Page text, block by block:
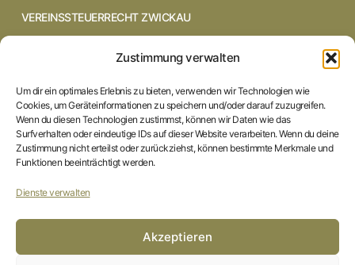
Zustimmung verwalten
Um dir ein optimales Erlebnis zu bieten, verwenden wir Technologien wie
Cookies, um Geräteinformationen zu speichern und/oder darauf zuzugreifen.
Wenn du diesen Technologien zustimmst, können wir Daten wie das
Surfverhalten oder eindeutige IDs auf dieser Website verarbeiten. Wenn du deine
Zustimmung nicht erteilst oder zurückziehst, können bestimmte Merkmale und
Funktionen beeinträchtigt werden.
Dienste verwalten
Akzeptieren
VEREINSSTEUERRECHT ZWICKAU
VEREINSSTEUERRECHT CHEMNITZ
VEREINSSTEUERRECHT DRESDEN
VEREINSSTEUERRECHT COTTBUS
VEREINSSTEUERRECHT IN BRAUNSCHWEIG
STARTSEITE